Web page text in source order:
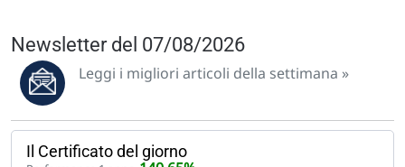
Newsletter del 07/08/2026
Leggi i migliori articoli della settimana »
Il Certificato del giorno